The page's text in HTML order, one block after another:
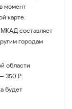
момент
карте.
МКАД составляет
городам
области
350 ₽.
будет